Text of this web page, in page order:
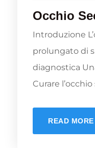
Occhio
Introduzione
prolungato di
diagnostica
Curare
READ MORE